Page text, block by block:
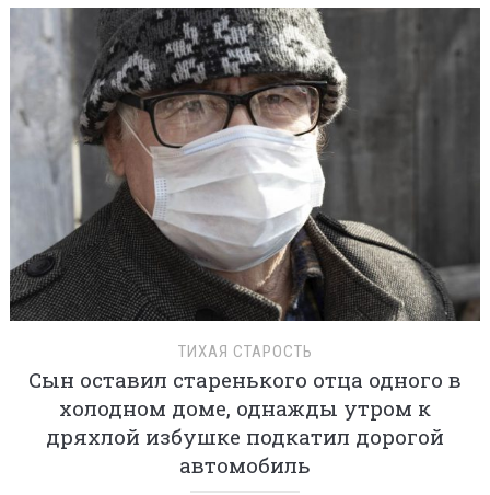
ТИХАЯ СТАРОСТЬ
Сын оставил старенького отца одного в
холодном доме, однажды утром к
дряхлой избушке подкатил дорогой
автомобиль